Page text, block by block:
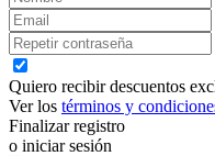
Quiero recibir descuentos
Ver los términos y
Finalizar registro
o iniciar sesión